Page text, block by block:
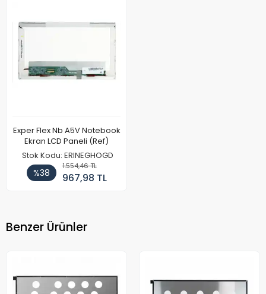
Exper Flex Nb A5V Notebook
Ekran LCD Paneli (Ref)
Stok Kodu: ERINEGHOGD
%38
1.554,46 TL
967,98 TL
Benzer Ürünler